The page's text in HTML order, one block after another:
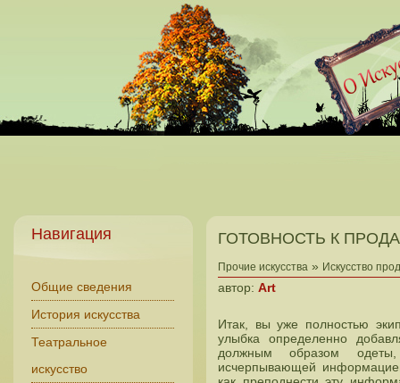
Навигация
Общие сведения
История искусства
Театральное
искусство
ГОТОВНОСТЬ К
Прочие искусства » Искусство
автор: Art
Итак, вы уже полностью
улыбка определенно
должным образом
исчерпывающей